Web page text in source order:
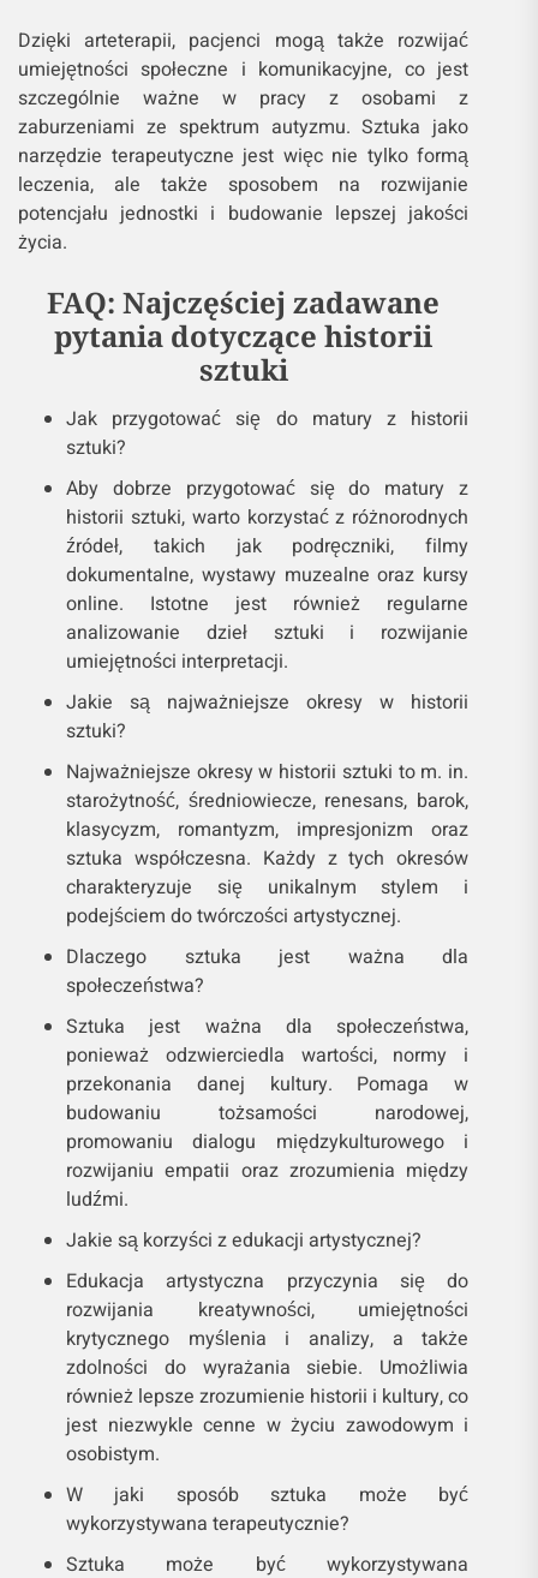
Dzięki arteterapii, pacjenci mogą także rozwijać
umiejętności społeczne i komunikacyjne, co jest
szczególnie ważne w pracy z osobami z
zaburzeniami ze spektrum autyzmu. Sztuka jako
narzędzie terapeutyczne jest więc nie tylko formą
leczenia, ale także sposobem na rozwijanie
potencjału jednostki i budowanie lepszej jakości
życia.
FAQ: Najczęściej zadawane
pytania dotyczące historii
sztuki
Jak przygotować się do matury z historii
sztuki?
Aby dobrze przygotować się do matury z
historii sztuki, warto korzystać z różnorodnych
źródeł, takich jak podręczniki, filmy
dokumentalne, wystawy muzealne oraz kursy
online. Istotne jest również regularne
analizowanie dzieł sztuki i rozwijanie
umiejętności interpretacji.
Jakie są najważniejsze okresy w historii
sztuki?
Najważniejsze okresy w historii sztuki to m. in.
starożytność, średniowiecze, renesans, barok,
klasycyzm, romantyzm, impresjonizm oraz
sztuka współczesna. Każdy z tych okresów
charakteryzuje się unikalnym stylem i
podejściem do twórczości artystycznej.
Dlaczego sztuka jest ważna dla
społeczeństwa?
Sztuka jest ważna dla społeczeństwa,
ponieważ odzwierciedla wartości, normy i
przekonania danej kultury. Pomaga w
budowaniu tożsamości narodowej,
promowaniu dialogu międzykulturowego i
rozwijaniu empatii oraz zrozumienia między
ludźmi.
Jakie są korzyści z edukacji artystycznej?
Edukacja artystyczna przyczynia się do
rozwijania kreatywności, umiejętności
krytycznego myślenia i analizy, a także
zdolności do wyrażania siebie. Umożliwia
również lepsze zrozumienie historii i kultury, co
jest niezwykle cenne w życiu zawodowym i
osobistym.
W jaki sposób sztuka może być
wykorzystywana terapeutycznie?
Sztuka może być wykorzystywana